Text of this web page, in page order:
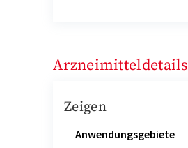
Arzneimitteldetails
Zeigen
Anwendungsgebiete